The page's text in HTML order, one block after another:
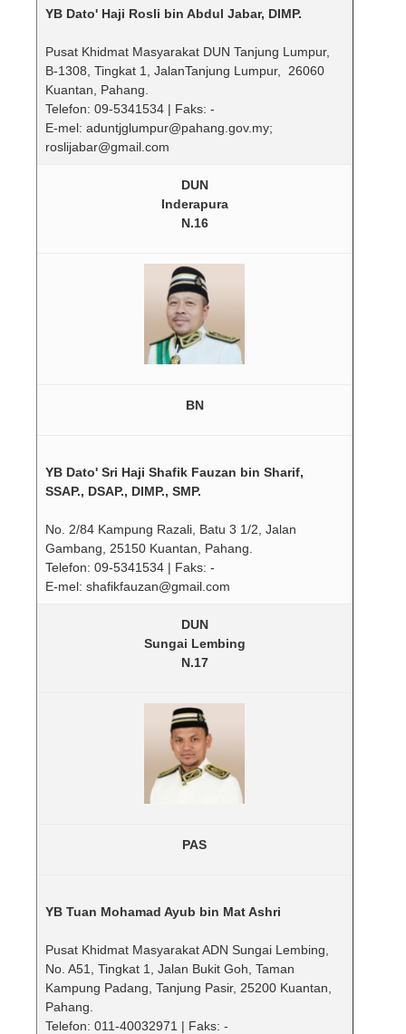
YB Dato' Haji Rosli bin Abdul Jabar, DIMP.
Pusat Khidmat Masyarakat DUN Tanjung Lumpur,
B-1308, Tingkat 1, JalanTanjung Lumpur, 26060
Kuantan, Pahang.
Telefon: 09-5341534 | Faks: -
E-mel: aduntjglumpur@pahang.gov.my;
roslijabar@gmail.com
DUN
Inderapura
N.16
BN
YB Dato' Sri Haji Shafik Fauzan bin Sharif,
SSAP., DSAP., DIMP., SMP.
No. 2/84 Kampung Razali, Batu 3 1/2, Jalan
Gambang, 25150 Kuantan, Pahang.
Telefon: 09-5341534 | Faks: -
E-mel: shafikfauzan@gmail.com
DUN
Sungai Lembing
N.17
PAS
YB Tuan Mohamad Ayub bin Mat Ashri
Pusat Khidmat Masyarakat ADN Sungai Lembing,
No. A51, Tingkat 1, Jalan Bukit Goh, Taman
Kampung Padang, Tanjung Pasir, 25200 Kuantan,
Pahang.
Telefon: 011-40032971 | Faks: -